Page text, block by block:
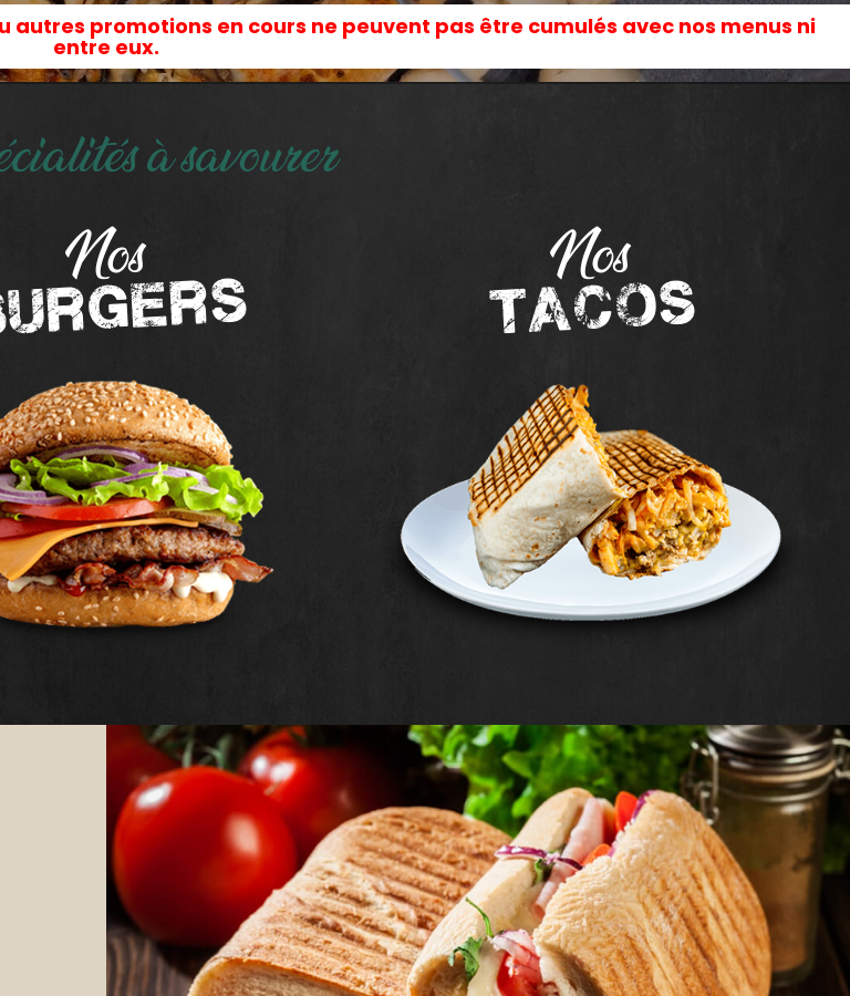
autres promotions en cours ne peuvent pas être cumulés avec nos menus ni
entre eux. Cliquez et Collectez
à savourer
Nos Nos
tacos